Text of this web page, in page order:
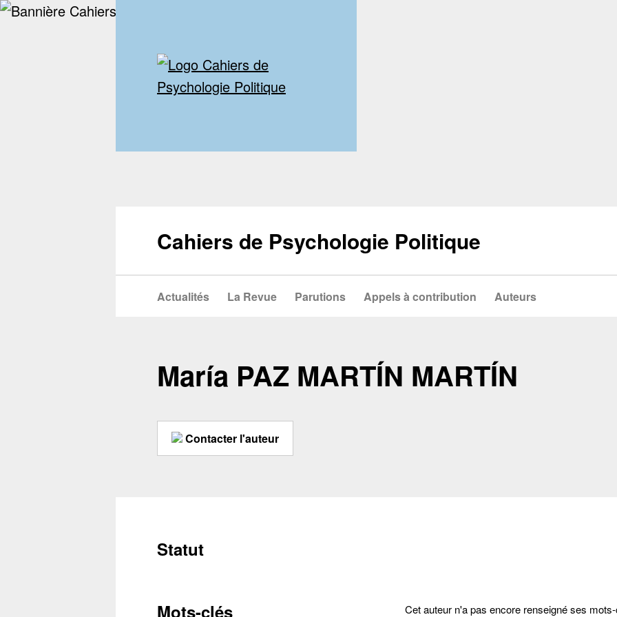
Cahiers de Psychologie Politique
Actualités La Revue Parutions Appels à contribution Auteurs
María PAZ MARTÍN MARTÍN
Contacter l'auteur
Statut
Mots-clés Cet auteur n'a pas encore renseigné ses